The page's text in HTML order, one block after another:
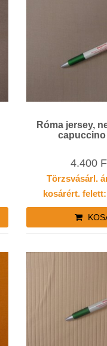
Róma jersey,
capuccino
4.400
Törzsvásárl.
kosárért. felett: